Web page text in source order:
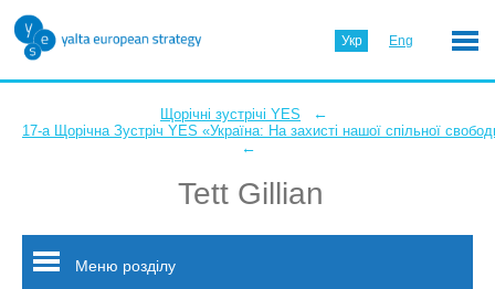
Укр Eng
Щорічні зустрічі YES ←
17-а Щорічна Зустріч YES «Україна: На захисті нашої спільної
←
Tett Gillian
Меню розділу